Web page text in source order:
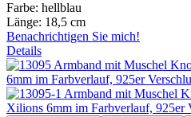
Farbe: hellblau
Länge: 18,5 cm
Benachrichtigen Sie mich!
Details